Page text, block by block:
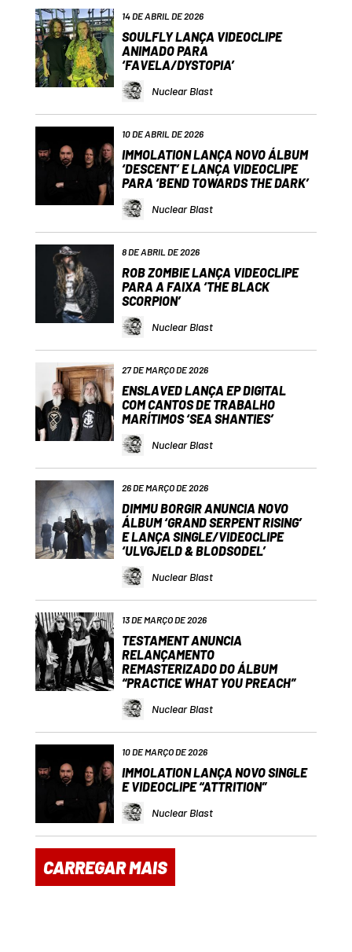
14 DE ABRIL DE 2026
SOULFLY LANÇA VIDEOCLIPE
ANIMADO PARA
‘FAVELA/DYSTOPIA’
Nuclear Blast
10 DE ABRIL DE 2026
IMMOLATION LANÇA NOVO ÁLBUM
‘DESCENT’ E LANÇA VIDEOCLIPE
PARA ‘BEND TOWARDS THE DARK’
Nuclear Blast
8 DE ABRIL DE 2026
ROB ZOMBIE LANÇA VIDEOCLIPE
PARA A FAIXA ‘THE BLACK
SCORPION’
Nuclear Blast
27 DE MARÇO DE 2026
ENSLAVED LANÇA EP DIGITAL
COM CANTOS DE TRABALHO
MARÍTIMOS ‘SEA SHANTIES’
Nuclear Blast
26 DE MARÇO DE 2026
DIMMU BORGIR ANUNCIA NOVO
ÁLBUM ‘GRAND SERPENT RISING’
E LANÇA SINGLE/VIDEOCLIPE
‘ULVGJELD & BLODSODEL’
Nuclear Blast
13 DE MARÇO DE 2026
TESTAMENT ANUNCIA
RELANÇAMENTO
REMASTERIZADO DO ÁLBUM
“PRACTICE WHAT YOU PREACH”
Nuclear Blast
10 DE MARÇO DE 2026
IMMOLATION LANÇA NOVO SINGLE
E VIDEOCLIPE “ATTRITION”
Nuclear Blast
CARREGAR MAIS